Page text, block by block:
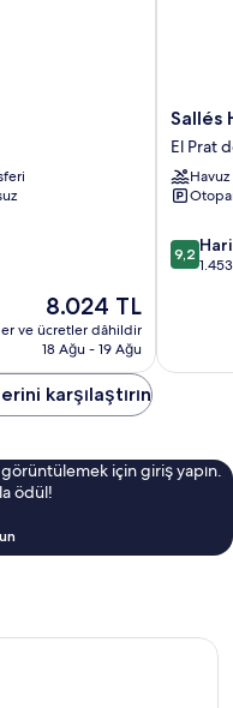
Güncel
fiyat:
8.024 TL
8.024 TL
ve ücretler dâhildir
18 Ağu - 19 Ağu
Sallés
Hotel
Ciutat
del
Prat
Airport
El
Sallés
El Prat
Havuz
10
9,2
karşılaştırın
için giriş yapın.
ödül!